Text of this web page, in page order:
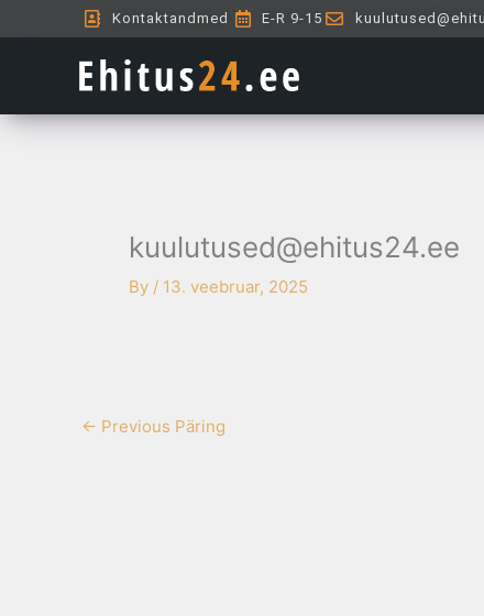
to
Kontaktandmed E-R 9-15
kuulutused@ehitus24.ee
By / 13. veebruar, 2025
← Previous Päring